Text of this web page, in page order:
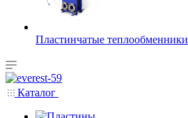
Пластинчатые теплообменники
Каталог